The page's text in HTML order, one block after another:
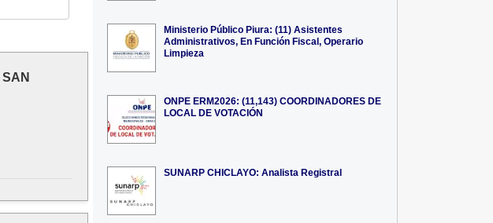
Ministerio Público Piura: (11) Asistentes
Administrativos, En Función Fiscal, Operario
Limpieza
ONPE ERM2026: (11,143) COORDINADORES DE
LOCAL DE VOTACIÓN
SUNARP CHICLAYO: Analista Registral